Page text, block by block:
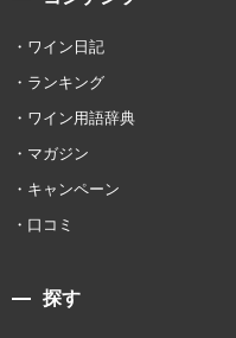
ワイン日記
ランキング
ワイン用語辞典
マガジン
キャンペーン
口コミ
探す